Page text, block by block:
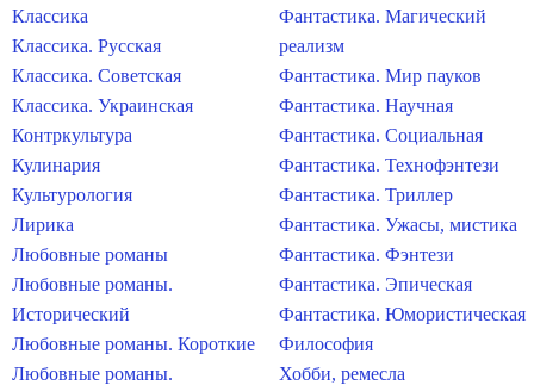
Классика
Классика. Русская
Классика. Советская
Классика. Украинская
Контркультура
Кулинария
Культурология
Лирика
Любовные романы
Любовные романы.
Исторический
Любовные романы. Короткие
Любовные романы.
Фантастика. Магический
реализм
Фантастика. Мир пауков
Фантастика. Научная
Фантастика. Социальная
Фантастика. Технофэнтези
Фантастика. Триллер
Фантастика. Ужасы, мистика
Фантастика. Фэнтези
Фантастика. Эпическая
Фантастика. Юмористическая
Философия
Хобби, ремесла